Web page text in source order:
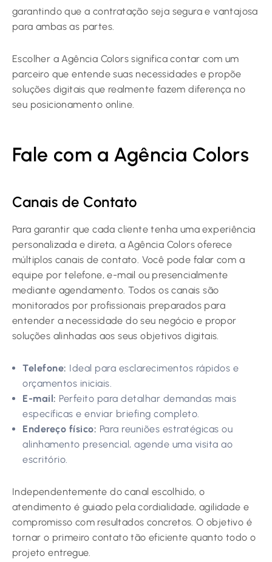
garantindo que a contratação seja segura e vantajosa
para ambas as partes.
Escolher a Agência Colors significa contar com um
parceiro que entende suas necessidades e propõe
soluções digitais que realmente fazem diferença no
seu posicionamento online.
Fale com a Agência Colors
Canais de Contato
Para garantir que cada cliente tenha uma experiência
personalizada e direta, a Agência Colors oferece
múltiplos canais de contato. Você pode falar com a
equipe por telefone, e-mail ou presencialmente
mediante agendamento. Todos os canais são
monitorados por profissionais preparados para
entender a necessidade do seu negócio e propor
soluções alinhadas aos seus objetivos digitais.
Telefone: Ideal para esclarecimentos rápidos e
orçamentos iniciais.
E-mail: Perfeito para detalhar demandas mais
específicas e enviar briefing completo.
Endereço físico: Para reuniões estratégicas ou
alinhamento presencial, agende uma visita ao
escritório.
Independentemente do canal escolhido, o
atendimento é guiado pela cordialidade, agilidade e
compromisso com resultados concretos. O objetivo é
tornar o primeiro contato tão eficiente quanto todo o
projeto entregue.